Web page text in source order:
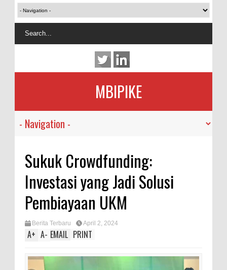
MBIPIKE
Sukuk Crowdfunding:
Investasi yang Jadi Solusi
Pembiayaan UKM
Berita Terbaru April 2, 2024
A+ A- EMAIL PRINT